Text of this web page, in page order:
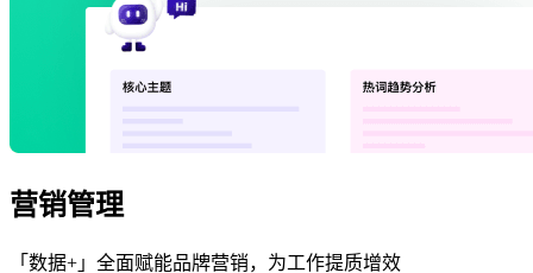
营销管理
「数据+」全面赋能品牌营销，为工作提质增效